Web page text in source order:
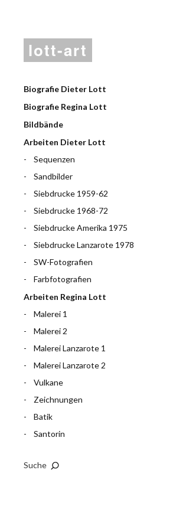
lott-art
Biografie Dieter Lott
Biografie Regina Lott
Bildbände
Arbeiten Dieter Lott
Sequenzen
Sandbilder
Siebdrucke 1959-62
Siebdrucke 1968-72
Siebdrucke Amerika 1975
Siebdrucke Lanzarote 1978
SW-Fotografien
Farbfotografien
Arbeiten Regina Lott
Malerei 1
Malerei 2
Malerei Lanzarote 1
Malerei Lanzarote 2
Vulkane
Zeichnungen
Batik
Santorin
Suche